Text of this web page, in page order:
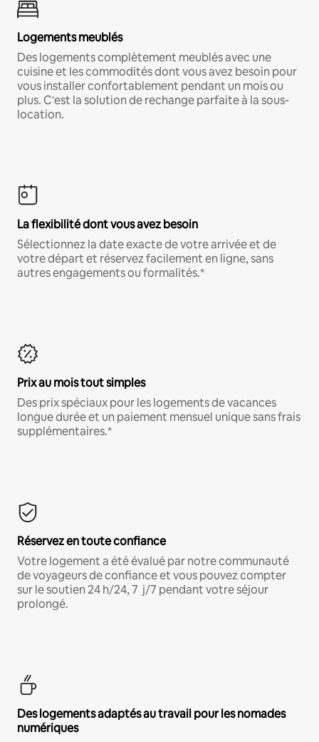
Logements meublés
Des logements complètement meublés avec une
cuisine et les commodités dont vous avez besoin pour
vous installer confortablement pendant un mois ou
plus. C'est la solution de rechange parfaite à la sous-
location.
La flexibilité dont vous avez besoin
Sélectionnez la date exacte de votre arrivée et de
votre départ et réservez facilement en ligne, sans
autres engagements ou formalités.*
Prix au mois tout simples
Des prix spéciaux pour les logements de vacances
longue durée et un paiement mensuel unique sans frais
supplémentaires.*
Réservez en toute confiance
Votre logement a été évalué par notre communauté
de voyageurs de confiance et vous pouvez compter
sur le soutien 24 h/24, 7 j/7 pendant votre séjour
prolongé.
Des logements adaptés au travail pour les nomades
numériques